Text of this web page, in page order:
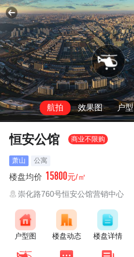
航拍 效果图 户型
恒安公馆 商业不限购
萧山 公寓
楼盘均价 15800元/㎡
崇化路760号恒安公馆营销中心
户型图 楼盘动态 楼盘详情